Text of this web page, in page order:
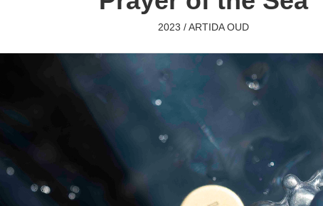
2023 / ARTIDA OUD